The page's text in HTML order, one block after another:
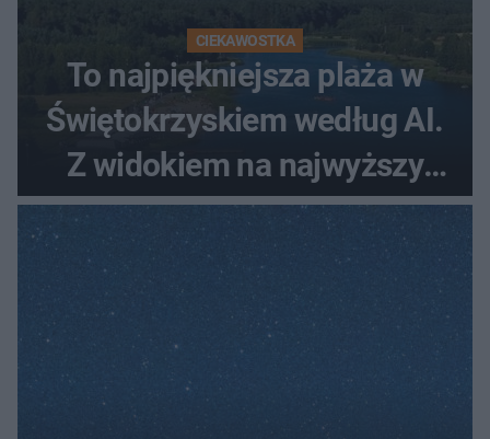
CIEKAWOSTKA
To najpiękniejsza plaża w
Świętokrzyskiem według AI.
Z widokiem na najwyższy
szczyt Gór Świętokrzyskich